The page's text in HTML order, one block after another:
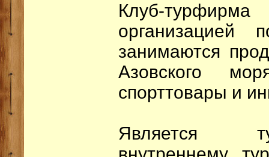
Клуб-
организацией
занимаются
Азовского
спорттовары и
Является